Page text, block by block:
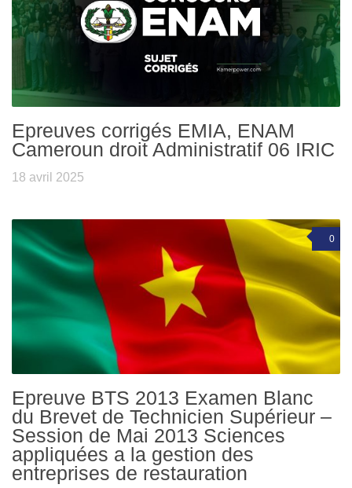
Epreuves corrigés EMIA, ENAM
Cameroun droit Administratif 06 IRIC
18 avril 2025
0
Epreuve BTS 2013 Examen Blanc
du Brevet de Technicien Supérieur –
Session de Mai 2013 Sciences
appliquées a la gestion des
entreprises de restauration